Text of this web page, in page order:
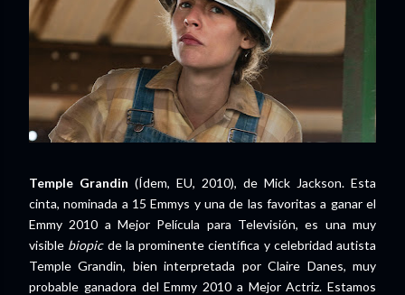
Temple Grandin (Ídem, EU, 2010), de Mick Jackson. Esta
cinta, nominada a 15 Emmys y una de las favoritas a ganar el
Emmy 2010 a Mejor Película para Televisión, es una muy
visible biopic de la prominente científica y celebridad autista
Temple Grandin, bien interpretada por Claire Danes, muy
probable ganadora del Emmy 2010 a Mejor Actriz. Estamos